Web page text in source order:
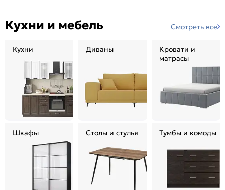
Кухни и мебель Смотреть все
Кухни Диваны
Кровати и
матрасы
Шкафы Столы и стулья Тумбы и комоды